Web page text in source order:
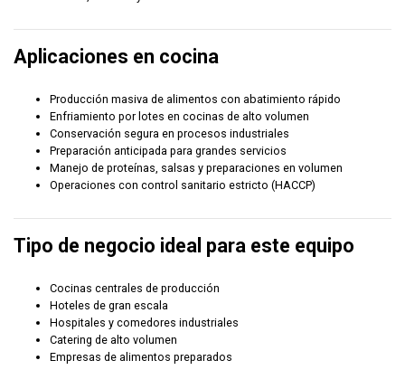
Aplicaciones en cocina
Producción masiva de alimentos con abatimiento rápido
Enfriamiento por lotes en cocinas de alto volumen
Conservación segura en procesos industriales
Preparación anticipada para grandes servicios
Manejo de proteínas, salsas y preparaciones en volumen
Operaciones con control sanitario estricto (HACCP)
Tipo de negocio ideal para este equipo
Cocinas centrales de producción
Hoteles de gran escala
Hospitales y comedores industriales
Catering de alto volumen
Empresas de alimentos preparados